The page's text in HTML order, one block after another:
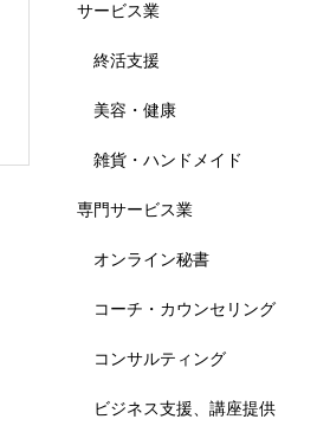
サービス業
終活支援
美容・健康
雑貨・ハンドメイド
専門サービス業
オンライン秘書
コーチ・カウンセリング
コンサルティング
ビジネス支援、講座提供